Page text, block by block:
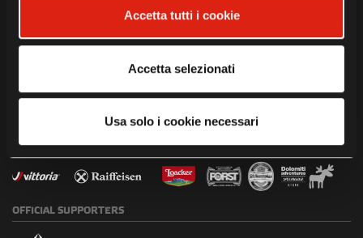
Accetta tutti i cookie
Accetta selezionati
Usa solo i cookie necessari
TIMEKEEPING
PARTNERS
OFFICIAL SUPPORTERS